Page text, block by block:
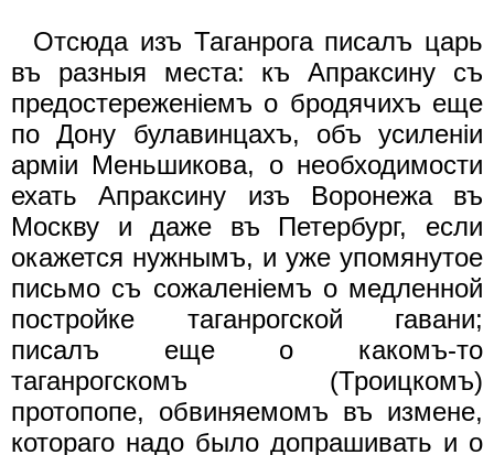
Отсюда изъ Таганрога писалъ царь
въ разныя места: къ Апраксину съ
предостереженiемъ о бродячихъ еще
по Дону булавинцахъ, объ усиленiи
apмiи Меньшикова, о необходимости
ехать Апраксину изъ Воронежа въ
Москву и даже въ Петербург, если
окажется нужнымъ, и уже упомянутое
письмо съ сожаленiемъ о медленной
постройке таганрогской гавани;
писалъ еще о какомъ-то
таганрогскомъ (Троицкомъ)
протопопе, обвиняемомъ въ измене,
котораго надо было допрашивать и о